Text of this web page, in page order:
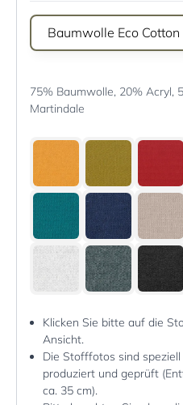
Baumwolle Eco Cotton
75% Baumwolle, 20% Acryl,
Martindale
Klicken Sie bitte auf die
Ansicht.
Die Stofffotos sind
produziert und geprüft
ca. 35 cm).